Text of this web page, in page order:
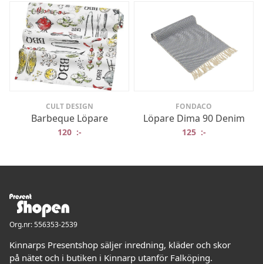
CULT DESIGN
Barbeque Löpare
120 :-
FONDACO
Löpare Dima 90 Denim
125 :-
Org.nr: 556353-2539
Kinnarps Presentshop säljer inredning, kläder och skor
på nätet och i butiken i Kinnarp utanför Falköping.